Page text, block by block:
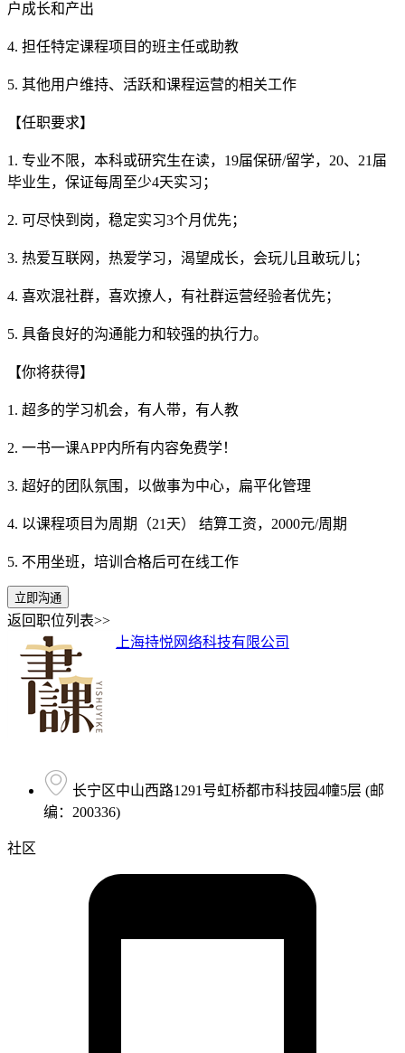
户成长和产出
4. 担任特定课程项目的班主任或助教
5. 其他用户维持、活跃和课程运营的相关工作
【任职要求】
1. 专业不限，本科或研究生在读，19届保研/留学，20、21届
毕业生，保证每周至少4天实习；
2. 可尽快到岗，稳定实习3个月优先；
3. 热爱互联网，热爱学习，渴望成长，会玩儿且敢玩儿；
4. 喜欢混社群，喜欢撩人，有社群运营经验者优先；
5. 具备良好的沟通能力和较强的执行力。
【你将获得】
1. 超多的学习机会，有人带，有人教
2. 一书一课APP内所有内容免费学！
3. 超好的团队氛围，以做事为中心，扁平化管理
4. 以课程项目为周期（21天） 结算工资，2000元/周期
5. 不用坐班，培训合格后可在线工作
立即沟通
返回职位列表>>
上海持悦网络科技有限公司
长宁区中山西路1291号虹桥都市科技园4幢5层 (邮
编：200336)
社区